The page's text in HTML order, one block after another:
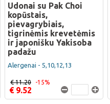
Udonai su Pak Choi
kopūstais,
pievagrybiais,
tigrinėmis krevetėmis
ir japonišku Yakisoba
padažu
Alergenai - 5,10,12,13
€ 9.52
€ 11.20 -15%